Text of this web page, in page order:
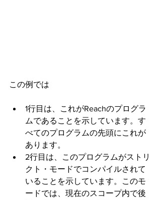
この例では
1行目は、これがReachのプログラ
ムであることを示しています。す
べてのプログラムの先頭にこれが
あります。
2行目は、このプログラムがストリ
クト・モードでコンパイルされて
いることを示しています。このモ
ードでは、現在のスコープ内で後